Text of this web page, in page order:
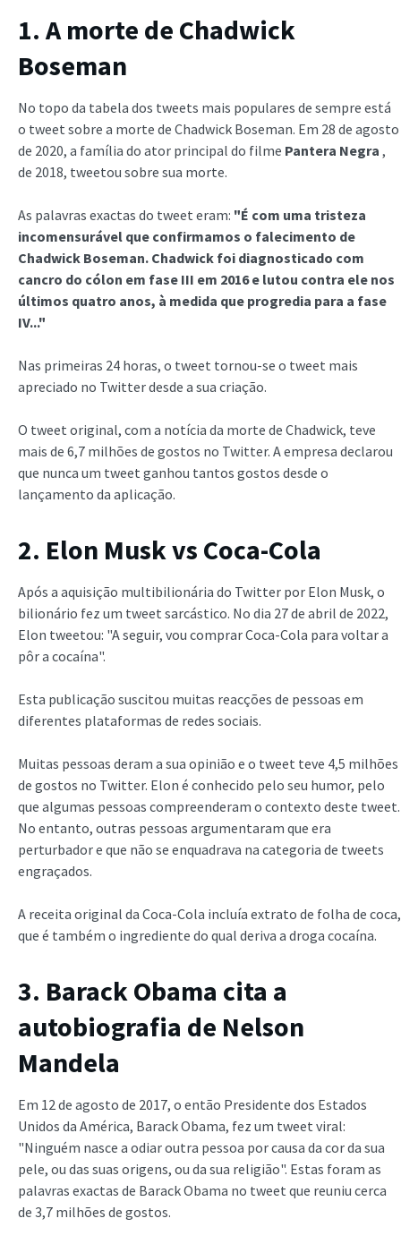
1. A morte de Chadwick
Boseman
No topo da tabela dos tweets mais populares de sempre está
o tweet sobre a morte de Chadwick Boseman. Em 28 de agosto
de 2020, a família do ator principal do filme Pantera Negra ,
de 2018, tweetou sobre sua morte.
As palavras exactas do tweet eram: "É com uma tristeza
incomensurável que confirmamos o falecimento de
Chadwick Boseman. Chadwick foi diagnosticado com
cancro do cólon em fase III em 2016 e lutou contra ele nos
últimos quatro anos, à medida que progredia para a fase
IV..."
Nas primeiras 24 horas, o tweet tornou-se o tweet mais
apreciado no Twitter desde a sua criação.
O tweet original, com a notícia da morte de Chadwick, teve
mais de 6,7 milhões de gostos no Twitter. A empresa declarou
que nunca um tweet ganhou tantos gostos desde o
lançamento da aplicação.
2. Elon Musk vs Coca-Cola
Após a aquisição multibilionária do Twitter por Elon Musk, o
bilionário fez um tweet sarcástico. No dia 27 de abril de 2022,
Elon tweetou: "A seguir, vou comprar Coca-Cola para voltar a
pôr a cocaína".
Esta publicação suscitou muitas reacções de pessoas em
diferentes plataformas de redes sociais.
Muitas pessoas deram a sua opinião e o tweet teve 4,5 milhões
de gostos no Twitter. Elon é conhecido pelo seu humor, pelo
que algumas pessoas compreenderam o contexto deste tweet.
No entanto, outras pessoas argumentaram que era
perturbador e que não se enquadrava na categoria de tweets
engraçados.
A receita original da Coca-Cola incluía extrato de folha de coca,
que é também o ingrediente do qual deriva a droga cocaína.
3. Barack Obama cita a
autobiografia de Nelson
Mandela
Em 12 de agosto de 2017, o então Presidente dos Estados
Unidos da América, Barack Obama, fez um tweet viral:
"Ninguém nasce a odiar outra pessoa por causa da cor da sua
pele, ou das suas origens, ou da sua religião". Estas foram as
palavras exactas de Barack Obama no tweet que reuniu cerca
de 3,7 milhões de gostos.